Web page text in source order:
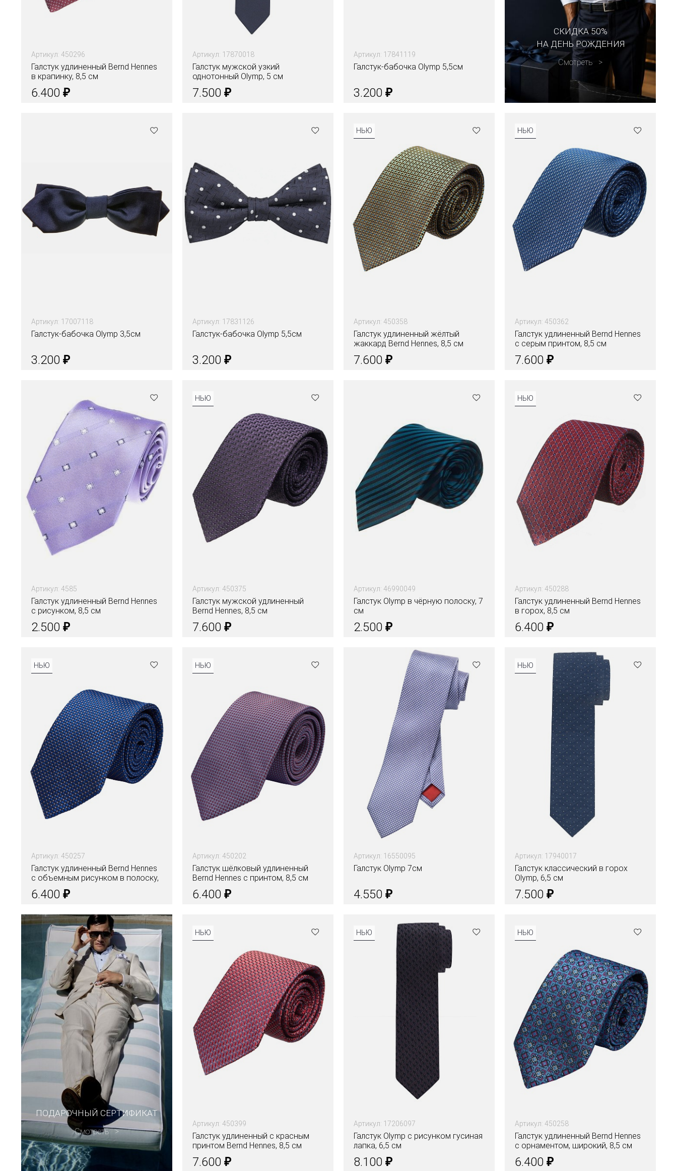
Артикул: 450296
Галстук удлиненный Bernd Hennes
в крапинку, 8,5 см
6.400 ₽
Артикул: 17870018
Галстук мужской узкий
однотонный Olymp, 5 см
7.500 ₽
Артикул: 17841119
Галстук-бабочка Olymp 5,5см
3.200 ₽
СКИДКА 50%
НА ДЕНЬ РОЖДЕНИЯ
Смотреть
Артикул: 17007118
Галстук-бабочка Olymp 3,5см
3.200 ₽
Артикул: 17831126
Галстук-бабочка Olymp 5,5см
3.200 ₽
НЬЮ
Артикул: 450358
Галстук удлиненный жёлтый
жаккард Bernd Hennes, 8,5 см
7.600 ₽
НЬЮ
Артикул: 450362
Галстук удлиненный Bernd Hennes
с серым принтом, 8,5 см
7.600 ₽
Артикул: 4585
Галстук удлиненный Bernd Hennes
с рисунком, 8,5 см
2.500 ₽
НЬЮ
Артикул: 450375
Галстук мужской удлиненный
Bernd Hennes, 8,5 см
7.600 ₽
Артикул: 46990049
Галстук Olymp в чёрную полоску, 7
см
2.500 ₽
НЬЮ
Артикул: 450288
Галстук удлиненный Bernd Hennes
в горох, 8,5 см
6.400 ₽
НЬЮ
Артикул: 450257
Галстук удлиненный Bernd Hennes
c объемным рисунком в полоску,
8,5 см
6.400 ₽
НЬЮ
Артикул: 450202
Галстук шёлковый удлиненный
Bernd Hennes c принтом, 8,5 см
6.400 ₽
Артикул: 16550095
Галстук Olymp 7см
4.550 ₽
НЬЮ
Артикул: 17940017
Галстук классический в горох
Olymp, 6,5 см
7.500 ₽
ПОДАРОЧНЫЙ СЕРТИФИКАТ
Смотреть
НЬЮ
Артикул: 450399
Галстук удлиненный с красным
принтом Bernd Hennes, 8,5 см
7.600 ₽
НЬЮ
Артикул: 17206097
Галстук Olymp с рисунком гусиная
лапка, 6,5 см
8.100 ₽
НЬЮ
Артикул: 450258
Галстук удлиненный Bernd Hennes
c орнаментом, широкий, 8,5 см
6.400 ₽